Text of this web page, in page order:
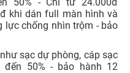
khi dán full màn hình và
lực chống nhìn trộm - bảo
như sạc dự phòng, cáp sạc
đến 50% - bảo hành 12